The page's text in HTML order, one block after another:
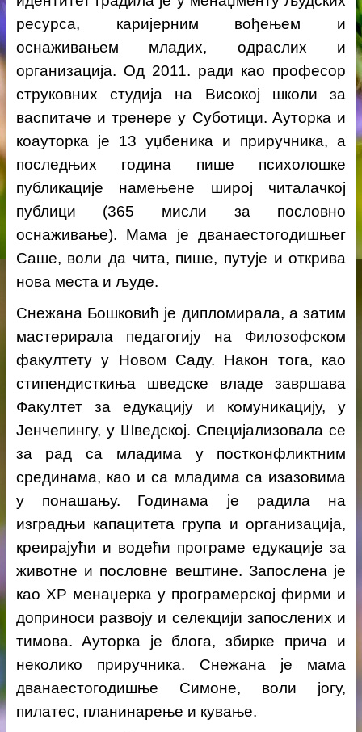
ресурса, каријерним вођењем и
оснаживањем младих, одраслих и
организација. Од 2011. ради као професор
струковних студија на Високој школи за
васпитаче и тренере у Суботици. Ауторка и
коауторка је 13 уџбеника и приручника, а
последњих година пише психолошке
публикације намењене широј читалачкој
публици (365 мисли за пословно
оснаживање). Мама је дванаестогодишњег
Саше, воли да чита, пише, путује и открива
нова места и људе.
Снежана Бошковић је дипломирала, а затим
мастерирала педагогију на Филозофском
факултету у Новом Саду. Након тога, као
стипендисткиња шведске владе завршава
Факултет за едукацију и комуникацију, у
Јенчепингу, у Шведској. Специјализовала се
за рад са младима у постконфликтним
срединама, као и са младима са изазовима
у понашању.
Годинама је радила на
изградњи капацитета група и организација,
креирајући и водећи програме едукације за
животне и пословне вештине. Запослена је
као ХР менаџерка у програмерској фирми и
доприноси развоју и селекцији запослених и
тимова. Ауторка је блога, збирке прича и
неколико приручника. Снежана је мама
дванаестогодишње Симоне, воли јогу,
пилатес, планинарење и кување.